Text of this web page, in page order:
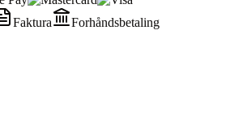
Faktura
Forhåndsbetaling